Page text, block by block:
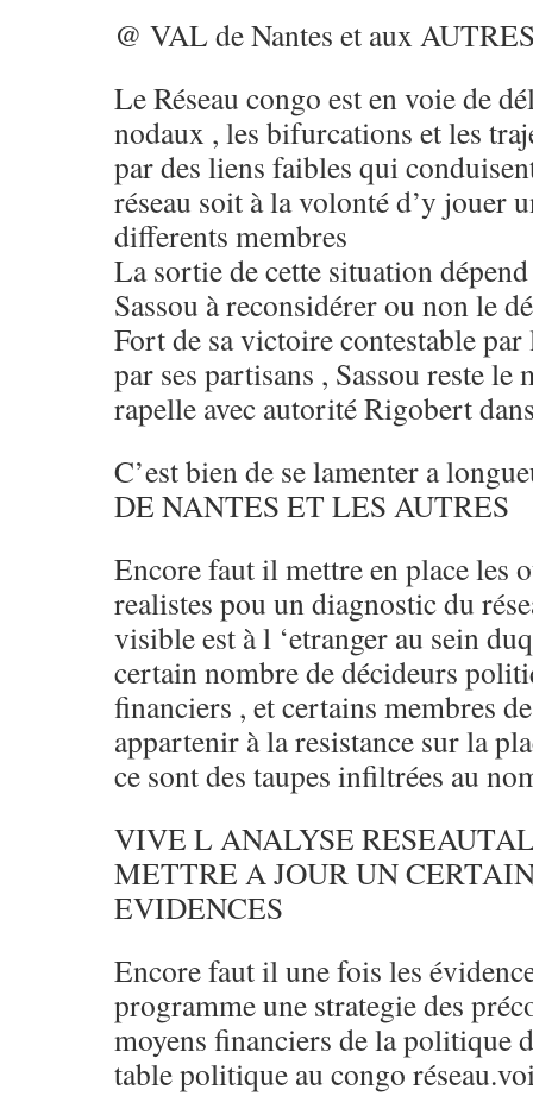
@ VAL de Nantes et aux
Le Réseau congo est en voie de
nodaux , les bifurcations et les
par des liens faibles qui
réseau soit à la volonté d’y jouer
differents membres
La sortie de cette situation
Sassou à reconsidérer ou non le
Fort de sa victoire contestable par
par ses partisans , Sassou reste
rapelle avec autorité Rigobert
C’est bien de se lamenter a
DE NANTES ET LES AUTRES
Encore faut il mettre en place les
realistes pou un diagnostic du
visible est à l ‘etranger au sein
certain nombre de décideurs
financiers , et certains membres
appartenir à la resistance sur la
ce sont des taupes infiltrées au
VIVE L ANALYSE
METTRE A JOUR UN
EVIDENCES
Encore faut il une fois les
programme une strategie des
moyens financiers de la politique
table politique au congo